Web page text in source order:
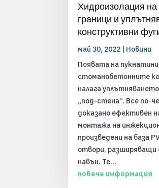
Хидроизолация на
граници и
конструктивни
май 30, 2022
Новини
Появата на
стоманобетонните
налага
„под-стена“. Все по-
доказано ефективен
монтажа на
произведени на база
отвори,
навън. Те...
повече информация